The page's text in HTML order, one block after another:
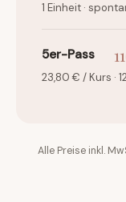
1 Einheit ·
5er-Pass
23,80 € / Kurs ·
Alle Preise inkl.